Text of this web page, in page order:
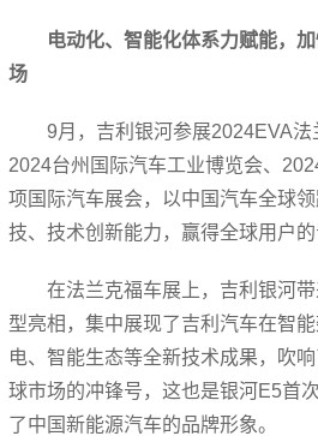
电动化、智能化体系力赋能，
场
9月，吉利银河参展2024EVA法
2024台州国际汽车工业博览会、
项国际汽车展会，以中国汽车全球
技、技术创新能力，赢得全球用户的
在法兰克福车展上，吉利银河
型亮相，集中展现了吉利汽车在智
电、智能生态等全新技术成果，吹
球市场的冲锋号，这也是银河E5首
了中国新能源汽车的品牌形象。